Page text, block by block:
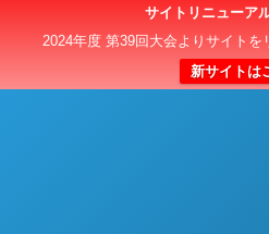
サイトリニューア
2024年度 第39回大会よりサイトを
新サイトは
日本クラブユースサッカ